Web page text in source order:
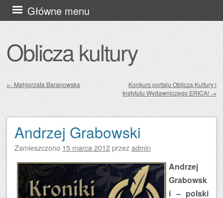
Oblicza kultury
Główne menu
Przejdź
do
← Małgorzata Baranowska
Konkurs portalu Oblicza Kultury i
Instytutu Wydawniczego ERICA! →
Andrzej Grabowski
Zamieszczono 15 marca 2012przezadmin
Andrzej
Grabowsk
i – polski